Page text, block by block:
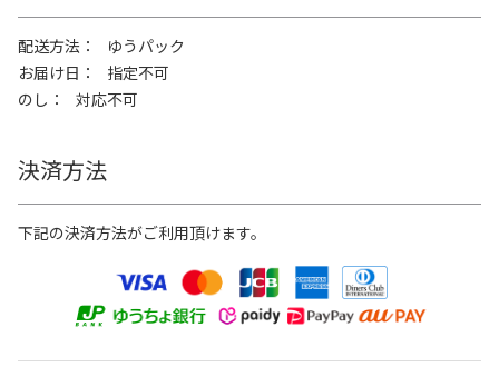
配送方法
ゆうパック
お届け日
指定不可
のし
対応不可
決済方法
下記の決済方法がご利用頂けます。